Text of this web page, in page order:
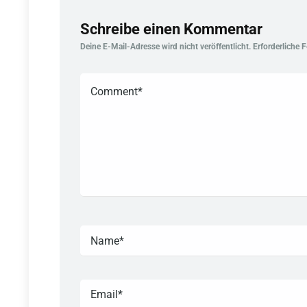
Schreibe einen Kommentar
Deine E-Mail-Adresse wird nicht veröffentlicht. Erforderliche